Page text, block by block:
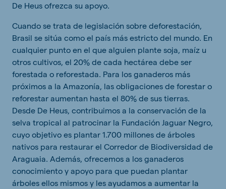
De Heus ofrezca su apoyo.
Cuando se trata de legislación sobre deforestación,
Brasil se sitúa como el país más estricto del mundo. En
cualquier punto en el que alguien plante soja, maíz u
otros cultivos, el 20% de cada hectárea debe ser
forestada o reforestada. Para los ganaderos más
próximos a la Amazonía, las obligaciones de forestar o
reforestar aumentan hasta el 80% de sus tierras.
Desde De Heus, contribuimos a la conservación de la
selva tropical al patrocinar la Fundación Jaguar Negro,
cuyo objetivo es plantar 1.700 millones de árboles
nativos para restaurar el Corredor de Biodiversidad de
Araguaia. Además, ofrecemos a los ganaderos
conocimiento y apoyo para que puedan plantar
árboles ellos mismos y les ayudamos a aumentar la